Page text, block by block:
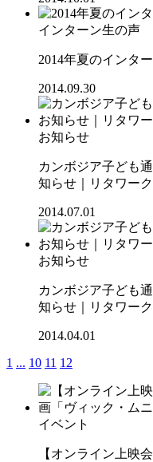
インターン生の声
2014年夏のインタ
2014.09.30
お知らせ
カンボジア子ども
知らせ｜リタワー
2014.07.01
お知らせ
カンボジア子ども
知らせ｜リタワー
2014.04.01
1 ... 10 11 12
イベント
【オンライン上映